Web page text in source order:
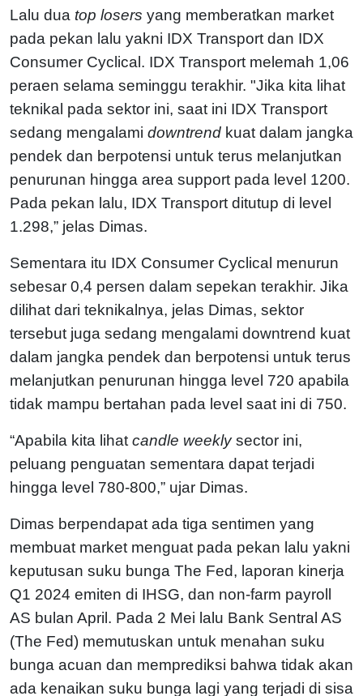
Lalu dua top losers yang memberatkan market
pada pekan lalu yakni IDX Transport dan IDX
Consumer Cyclical. IDX Transport melemah 1,06
peraen selama seminggu terakhir. "Jika kita lihat
teknikal pada sektor ini, saat ini IDX Transport
sedang mengalami downtrend kuat dalam jangka
pendek dan berpotensi untuk terus melanjutkan
penurunan hingga area support pada level 1200.
Pada pekan lalu, IDX Transport ditutup di level
1.298,” jelas Dimas.
Sementara itu IDX Consumer Cyclical menurun
sebesar 0,4 persen dalam sepekan terakhir. Jika
dilihat dari teknikalnya, jelas Dimas, sektor
tersebut juga sedang mengalami downtrend kuat
dalam jangka pendek dan berpotensi untuk terus
melanjutkan penurunan hingga level 720 apabila
tidak mampu bertahan pada level saat ini di 750.
“Apabila kita lihat candle weeklysector ini,
peluang penguatan sementara dapat terjadi
hingga level 780-800,” ujar Dimas.
Dimas berpendapat ada tiga sentimen yang
membuat market menguat pada pekan lalu yakni
keputusan suku bunga The Fed, laporan kinerja
Q1 2024 emiten di IHSG, dan non-farm payroll
AS bulan April. Pada 2 Mei lalu Bank Sentral AS
(The Fed) memutuskan untuk menahan suku
bunga acuan dan memprediksi bahwa tidak akan
ada kenaikan suku bunga lagi yang terjadi di sisa